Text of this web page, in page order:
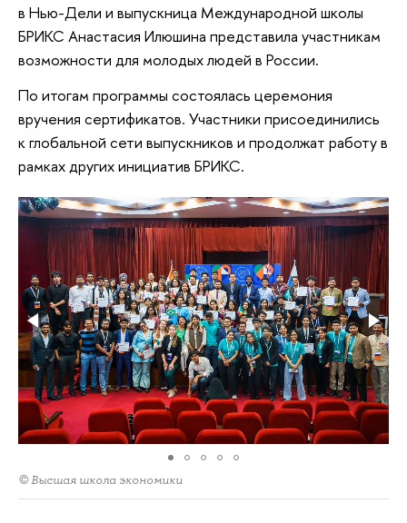
в Нью-Дели и выпускница Международной школы
БРИКС Анастасия Илюшина представила участникам
возможности для молодых людей в России.
По итогам программы состоялась церемония
вручения сертификатов. Участники присоединились
к глобальной сети выпускников и продолжат работу в
рамках других инициатив БРИКС.
© Высшая школа экономики